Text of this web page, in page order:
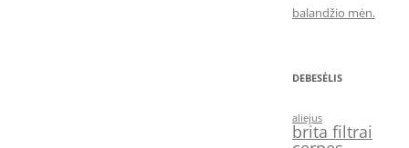
balandžio mėn.
DEBESĖLIS
aliejus
brita filtrai